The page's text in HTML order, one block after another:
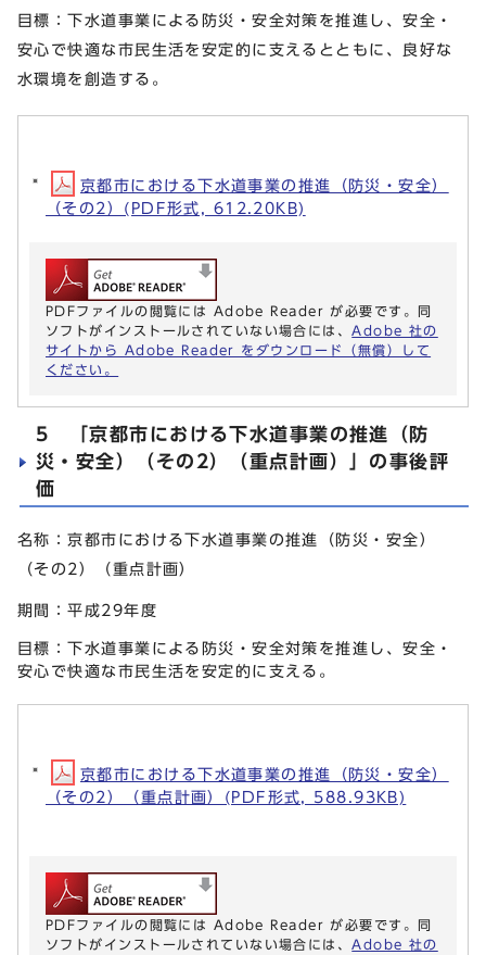
目標：下水道事業による防災・安全対策を推進し、安全・
安心で快適な市民生活を安定的に支えるとともに、良好な
水環境を創造する。
京都市における下水道事業の推進（防災・安全）
（その2）(PDF形式, 612.20KB)
PDFファイルの閲覧には Adobe Reader が必要です。同
ソフトがインストールされていない場合には、 Adobe 社の
サイトから Adobe Reader をダウンロード（無償）して
ください。
5 「京都市における下水道事業の推進（防
災・安全）（その2）（重点計画）」の事後評
価
名称：京都市における下水道事業の推進（防災・安全）
（その2）（重点計画）
期間：平成29年度
目標：下水道事業による防災・安全対策を推進し、安全・
安心で快適な市民生活を安定的に支える。
京都市における下水道事業の推進（防災・安全）
（その2）（重点計画）(PDF形式, 588.93KB)
PDFファイルの閲覧には Adobe Reader が必要です。同
ソフトがインストールされていない場合には、 Adobe 社の